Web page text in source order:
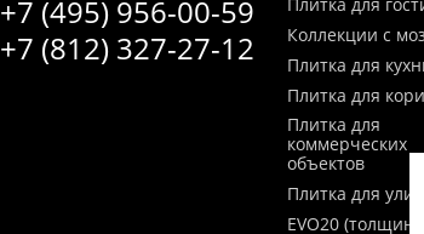
+7 (495) 956-00-59
+7 (812) 327-27-12
Коллекции с
Плитка для
Плитка для
Плитка для
коммерческих
объектов
Плитка для
EVO20